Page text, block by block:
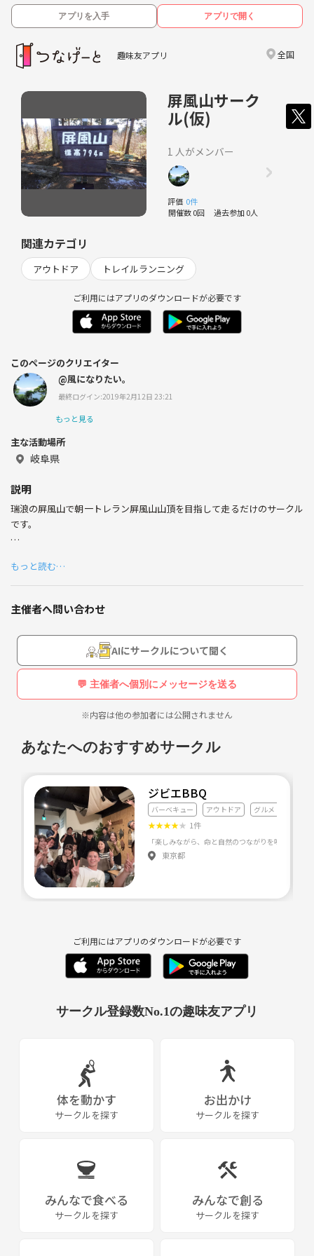
アプリを入手 アプリで開く
趣味友アプリ 全国
屏風山サーク
ル(仮)
1 人がメンバー
評価 0件
開催数 0回 過去参加 0人
関連カテゴリ
アウトドア トレイルランニング
ご利用にはアプリのダウンロードが必要です
このページのクリエイター
@風になりたい。
最終ログイン:2019年2月12日 23:21
もっと見る
主な活動場所
岐阜県
説明
瑞浪の屏風山で朝一トレラン屏風山山頂を目指して走るだけのサークル
です。
ただ走るだけ。
毎週の朝一活動的なものとなればいいと思っています。
もっと読む…
主催者へ問い合わせ
AIにサークルについて聞く
💬 主催者へ個別にメッセージを送る
※内容は他の参加者には公開されません
あなたへのおすすめサークル
ジビエBBQ
バーベキュー アウトドア グルメ・料理全般
★★★★★ 1件
東京都
ご利用にはアプリのダウンロードが必要です
サークル登録数No.1の趣味友アプリ
体を動かす
サークルを探す
お出かけ
サークルを探す
みんなで食べる
サークルを探す
みんなで創る
サークルを探す